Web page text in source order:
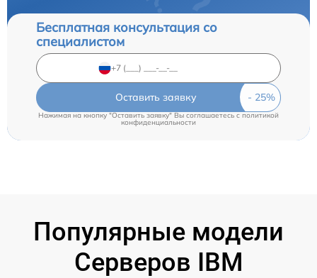
Бесплатная консультация со
специалистом
Оставить заявку
Нажимая на кнопку "Оставить заявку" Вы соглашаетесь cполитикой
конфиденциальности
Популярные модели
Серверов IBM